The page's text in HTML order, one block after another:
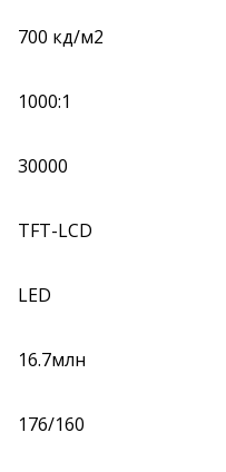
700 кд/м2
1000:1
30000
TFT-LCD
LED
16.7млн
176/160